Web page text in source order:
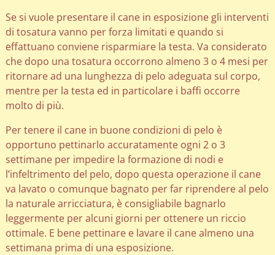
Se si vuole presentare il cane in esposizione gli interventi
di tosatura vanno per forza limitati e quando si
effattuano conviene risparmiare la testa. Va considerato
che dopo una tosatura occorrono almeno 3 o 4 mesi per
ritornare ad una lunghezza di pelo adeguata sul corpo,
mentre per la testa ed in particolare i baffi occorre
molto di più.
Per tenere il cane in buone condizioni di pelo è
opportuno pettinarlo accuratamente ogni 2 o 3
settimane per impedire la formazione di nodi e
l’infeltrimento del pelo, dopo questa operazione il cane
va lavato o comunque bagnato per far riprendere al pelo
la naturale arricciatura, è consigliabile bagnarlo
leggermente per alcuni giorni per ottenere un riccio
ottimale. E bene pettinare e lavare il cane almeno una
settimana prima di una esposizione.